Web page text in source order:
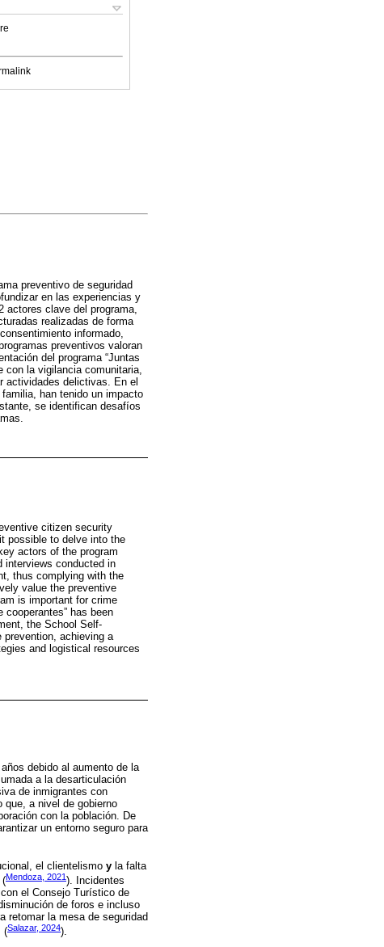
preventivo de seguridad
en las experiencias y
clave del programa,
realizadas de forma
informado,
preventivos valoran
del programa “Juntas
con la vigilancia comunitaria,
actividades delictivas. En el
han tenido un impacto
se identifican desafíos
citizen security
possible to delve into the
actors of the program
interviews conducted in
thus complying with the
value the preventive
is important for crime
has been
the School Self-
prevention, achieving a
and logistical resources
debido al aumento de la
a la desarticulación
de inmigrantes con
que, a nivel de gobierno
con la población. De
un entorno seguro para
el clientelismo y la falta
(Mendoza, 2021). Incidentes
el Consejo Turístico de
de foros e incluso
retomar la mesa de seguridad
(Salazar, 2024).